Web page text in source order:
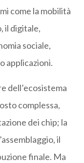
come la mobilità
il digitale,
sociale,
applicazioni.
dell’ecosistema
complessa,
dei chip; la
il
finale. Ma